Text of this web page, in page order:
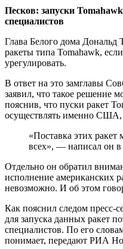
Песков: запуски
специалистов
Глава Белого дома Дональд
ракеты типа Tomahawk,
урегулировать.
В ответ на это замглавы
заявил, что такое решение
пояснив, что пуски ракет
осуществлять именно США,
«Поставка этих ракет
всех», — написал он в
Отдельно он обратил
исполнение американских
невозможно. И об этом
Как пояснил следом пресс-
для запуска данных ракет
специалистов. По его
понимает, передают РИА